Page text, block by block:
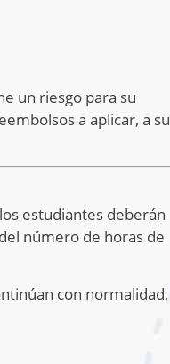
un riesgo para su
a aplicar, a su
estudiantes deberán
número de horas de
con normalidad,